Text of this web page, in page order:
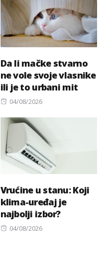
Da li mačke stvarno
ne vole svoje vlasnike
ili je to urbani mit
Posted
04/08/2026
Vrućine u stanu: Koji
klima-uređaj je
najbolji izbor?
Posted
04/08/2026